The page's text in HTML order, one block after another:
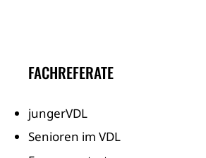
FACHREFERATE
jungerVDL
Senioren im VDL